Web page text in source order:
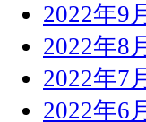
2022年9月
2022年8月
2022年7月
2022年6月